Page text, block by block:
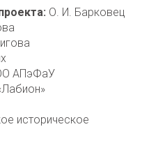
О. И. Барковец
АПэФаУ
историческое